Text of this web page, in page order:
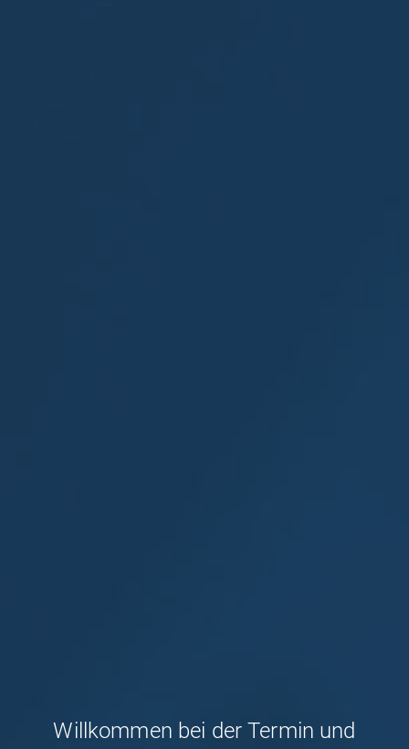
Willkommen bei der Termin und